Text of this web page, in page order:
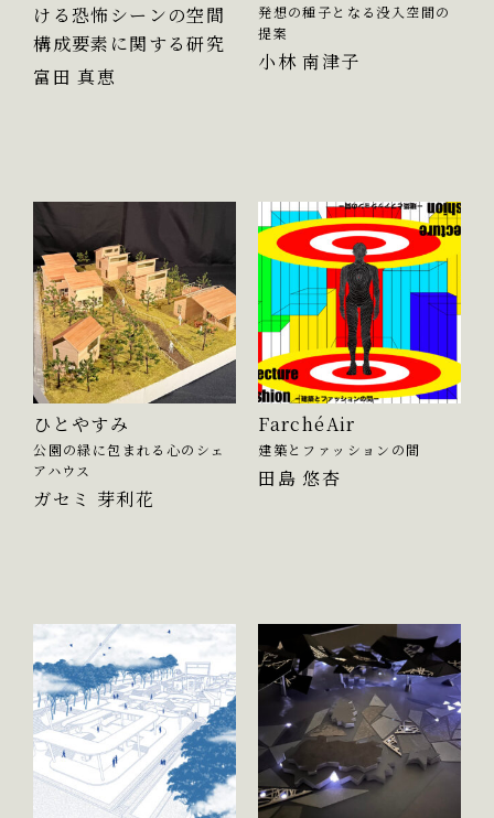
ける恐怖シーンの空間
構成要素に関する研究
富田 真恵
発想の種子となる没入空間の
提案
小林 南津子
ひとやすみ
公園の緑に包まれる心のシェ
アハウス
ガセミ 芽利花
FarchéAir
建築とファッションの間
田島 悠杏